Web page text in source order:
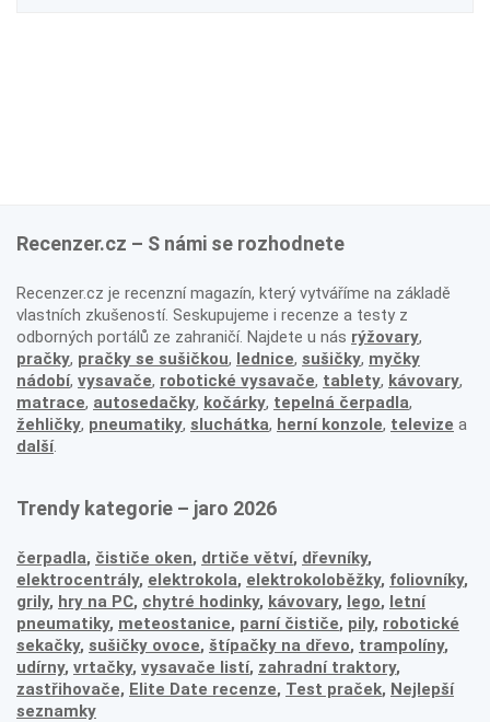
Recenzer.cz – S námi se rozhodnete
Recenzer.cz je recenzní magazín, který vytváříme na základě
vlastních zkušeností. Seskupujeme i recenze a testy z
odborných portálů ze zahraničí. Najdete u nás rýžovary,
pračky, pračky se sušičkou, lednice, sušičky, myčky
nádobí, vysavače, robotické vysavače, tablety, kávovary,
matrace, autosedačky, kočárky, tepelná čerpadla,
žehličky, pneumatiky, sluchátka, herní konzole, televize a
další.
Trendy kategorie – jaro 2026
čerpadla, čističe oken, drtiče větví, dřevníky,
elektrocentrály, elektrokola, elektrokoloběžky, foliovníky,
grily, hry na PC, chytré hodinky, kávovary, lego, letní
pneumatiky, meteostanice, parní čističe, pily, robotické
sekačky, sušičky ovoce, štípačky na dřevo, trampolíny,
udírny, vrtačky, vysavače listí, zahradní traktory,
zastřihovače, Elite Date recenze, Test praček, Nejlepší
seznamky